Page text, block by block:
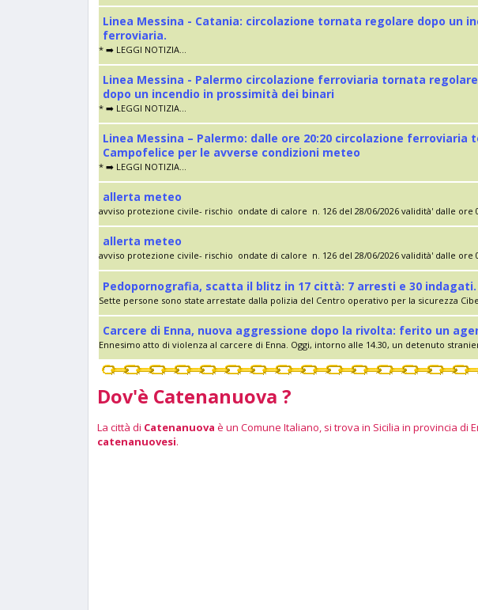
Linea Messina - Catania: circolazione tornata regolare dopo un
ferroviaria.
* ➡️ LEGGI NOTIZIA...
Linea Messina - Palermo circolazione ferroviaria tornata
dopo un incendio in prossimità dei binari
* ➡️ LEGGI NOTIZIA...
Linea Messina – Palermo: dalle ore 20:20 circolazione
Campofelice per le avverse condizioni meteo
* ➡️ LEGGI NOTIZIA...
allerta meteo
avviso protezione civile- rischio ondate di calore n. 126 del 28/06/2026 validità' dalle ore
allerta meteo
avviso protezione civile- rischio ondate di calore n. 126 del 28/06/2026 validità' dalle ore
Pedopornografia, scatta il blitz in 17 città: 7 arresti e 30 indagati.
Sette persone sono state arrestate dalla polizia del Centro operativo per la sicurezza
Carcere di Enna, nuova aggressione dopo la rivolta: ferito un
Ennesimo atto di violenza al carcere di Enna. Oggi, intorno alle 14.30, un detenuto
Dov'è Catenanuova ?
La città di Catenanuova è un Comune Italiano, si trova in Sicilia in provincia di
catenanuovesi.